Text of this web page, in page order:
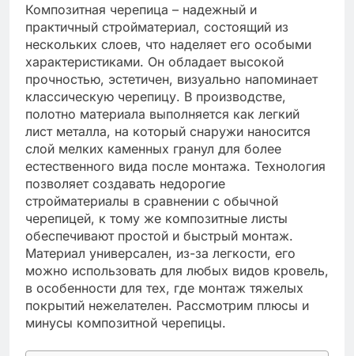
Композитная черепица – надежный и
практичный стройматериал, состоящий из
нескольких слоев, что наделяет его особыми
характеристиками. Он обладает высокой
прочностью, эстетичен, визуально напоминает
классическую черепицу. В производстве,
полотно материала выполняется как легкий
лист металла, на который снаружи наносится
слой мелких каменных гранул для более
естественного вида после монтажа. Технология
позволяет создавать недорогие
стройматериалы в сравнении с обычной
черепицей, к тому же композитные листы
обеспечивают простой и быстрый монтаж.
Материал универсален, из-за легкости, его
можно использовать для любых видов кровель,
в особенности для тех, где монтаж тяжелых
покрытий нежелателен. Рассмотрим плюсы и
минусы композитной черепицы.